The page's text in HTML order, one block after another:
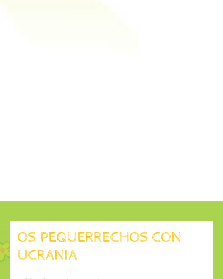
OS PEQUERRECHOS CON
UCRANIA